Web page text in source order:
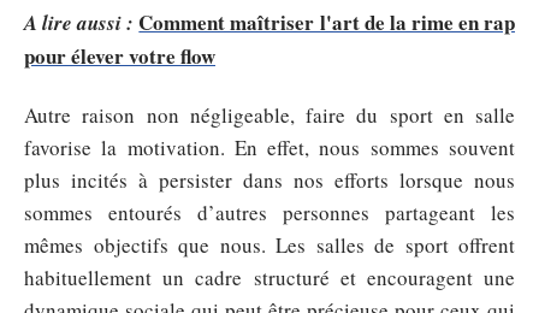
A lire aussi : Comment maîtriser l'art de la rime en rap
pour élever votre flow
Autre raison non négligeable, faire du sport en salle
favorise la motivation. En effet, nous sommes souvent
plus incités à persister dans nos efforts lorsque nous
sommes entourés d’autres personnes partageant les
mêmes objectifs que nous. Les salles de sport offrent
habituellement un cadre structuré et encouragent une